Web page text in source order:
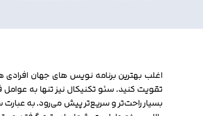
اغلب بهترین برنامه نویس های جهان
تقویت کنید. سئو تکنیکال نیز تنها به
بسیار راحت‌تر و سریع‌تر پیش می‌رود. به